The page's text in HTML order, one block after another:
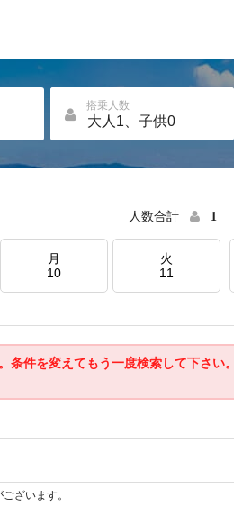
搭乗人数
人数合計 1
月
10
火
11
件を変えてもう一度検索して下さい。
ざいます。